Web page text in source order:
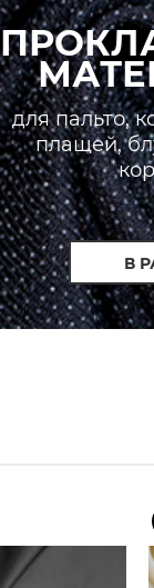
для пальто,
плащей,
В